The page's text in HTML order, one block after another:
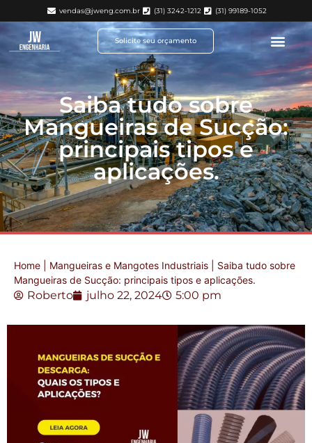
vendas@jweng.com.br (31) 3242-1212 (31) 99189-1052
Solicite seu orçamento
Saiba tudo sobre
Mangueiras de Sucção:
principais tipos e
aplicações.
Home Mangueiras e Mangotes Industriais
Saiba tudo sobre
Mangueiras de Sucção: principais tipos e aplicações.
Roberto julho 22, 2024 5:00 pm